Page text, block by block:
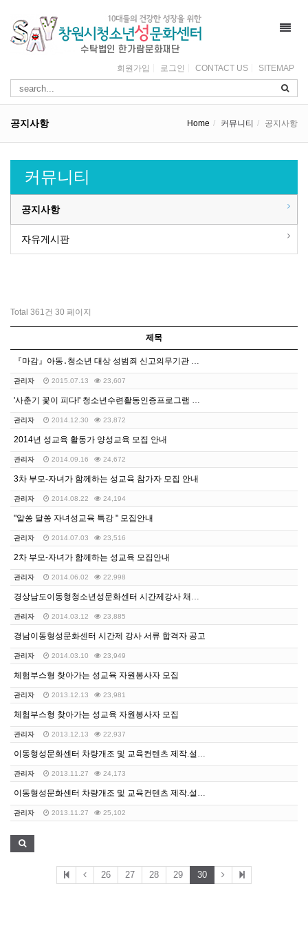
회원가입 로그인 CONTACT US SITEMAP
공지사항 Home 커뮤니티 공지사항
커뮤니티
공지사항
자유게시판
Total 361건 30 페이지
제목
『마감』아동․청소년 대상 성범죄 신고의무기관 및 성범죄…
관리자 2015.07.13 23,607
'사춘기 꽃이 피다!' 청소년수련활동인증프로그램 참가 …
관리자 2014.12.30 23,872
2014년 성교육 활동가 양성교육 모집 안내
관리자 2014.09.16 24,672
3차 부모-자녀가 함께하는 성교육 참가자 모집 안내
관리자 2014.08.22 24,194
"알쏭 달쏭 자녀성교육 특강 " 모집안내
관리자 2014.07.03 23,516
2차 부모-자녀가 함께하는 성교육 모집안내
관리자 2014.06.02 22,998
경상남도이동형청소년성문화센터 시간제강사 채용 합격자 공…
관리자 2014.03.12 23,885
경남이동형성문화센터 시간제 강사 서류 합격자 공고
관리자 2014.03.10 23,949
체험부스형 찾아가는 성교육 자원봉사자 모집
관리자 2013.12.13 23,981
체험부스형 찾아가는 성교육 자원봉사자 모집
관리자 2013.12.13 22,937
이동형성문화센터 차량개조 및 교육컨텐츠 제작.설치 용역…
관리자 2013.11.27 24,173
이동형성문화센터 차량개조 및 교육컨텐츠 제작.설치 용역…
관리자 2013.11.27 25,102
26 27 28 29 30